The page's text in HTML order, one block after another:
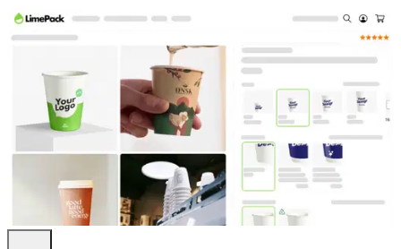
Vous pouvez également choisir l’option de livraison qui correspond
à votre délai. Besoin de vos sacs plus rapidement ? Sélectionnez
l’une des options de production plus rapides. Vous planifiez à
l’avance et souhaitez optimiser le prix ? Choisissez une option plus
lente et plus économique.
Les sacs en papier Limepack vous offrent plus de contrôle qu’un
produit standard, tout en gardant un processus simple, du design à la
livraison.
Questions fréquentes
Quelles sont les options de matériau pour les sacs à